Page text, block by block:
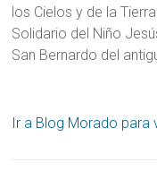
los Cielos y de la
Solidario del Niño
San Bernardo del
Ir a Blog Morado para